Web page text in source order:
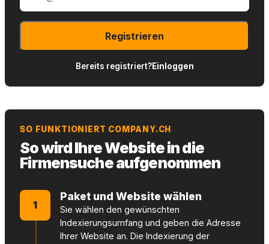
Registrieren
Bereits registriert?Einloggen
SO FUNKTIONIERT COMPANY.CH
So wird Ihre Website in die
Firmensuche aufgenommen
1
Paket und Website wählen
Sie wählen den gewünschten
Indexierungsumfang und geben die Adresse
Ihrer Website an. Die Indexierung der